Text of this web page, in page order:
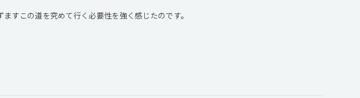
すこの道を究めて行く必要性を強く感じたのです。